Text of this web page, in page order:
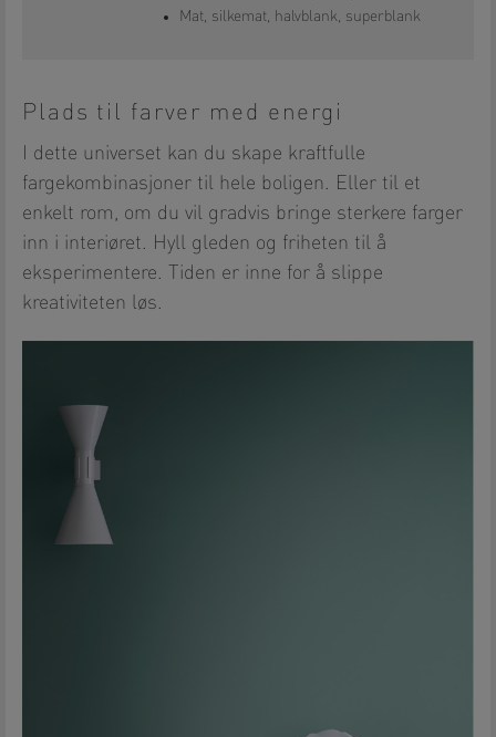
Mat, silkemat, halvblank, superblank
Plads til farver med energi
I dette universet kan du skape kraftfulle
fargekombinasjoner til hele boligen. Eller til et
enkelt rom, om du vil gradvis bringe sterkere farger
inn i interiøret. Hyll gleden og friheten til å
eksperimentere. Tiden er inne for å slippe
kreativiteten løs.